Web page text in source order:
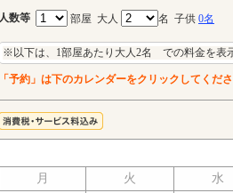
人数等 部屋 大人 名 子供 0名
※以下は、1部屋あたり大人2名 での料金を表
「予約」は下のカレンダーをクリックしてくださ
月 火 水